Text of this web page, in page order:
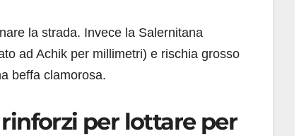
la strada. Invece la Salernitana
ad Achik per millimetri) e rischia grosso
beffa clamorosa.
per lottare per